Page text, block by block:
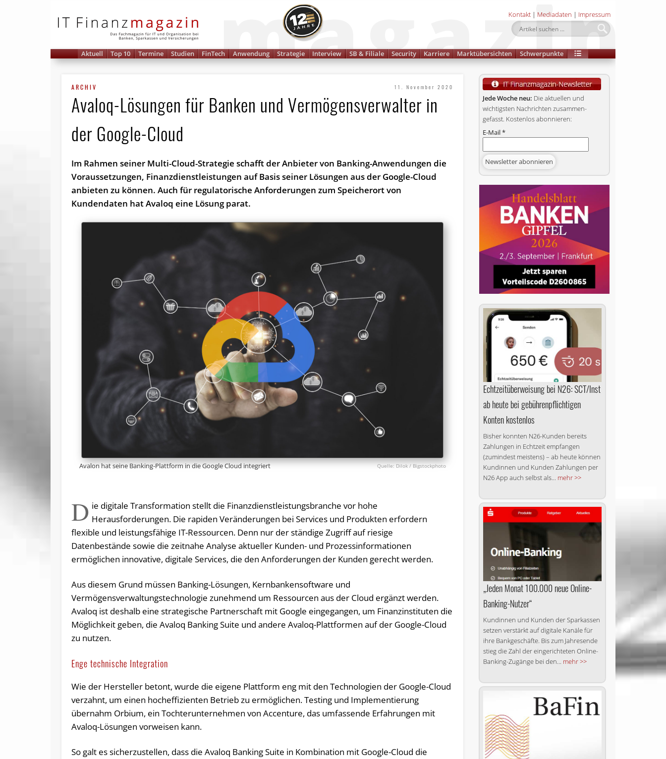
Kontakt | Mediadaten | Impressum
Aktuell Top 10 Termine Studien FinTech Anwendung Strategie Interview SB & Filiale Security Karriere Marktübersichten Schwerpunkte
ARCHIV 11. November 2020
Avaloq-Lösungen für Banken und Vermögensverwalter in
der Google-Cloud
Im Rahmen seiner Multi-Cloud-Strategie schafft der Anbieter von Banking-Anwendungen die
Voraussetzungen, Finanzdienstleistungen auf Basis seiner Lösungen aus der Google-Cloud
anbieten zu können. Auch für regulatorische Anforderungen zum Speicherort von
Kundendaten hat Avaloq eine Lösung parat.
Avalon hat seine Banking-Plattform in die Google Cloud integriert Dilok / Bigstockphoto
D ie digitale Transformation stellt die Finanzdienstleistungsbranche vor hohe
Herausforderungen. Die rapiden Veränderungen bei Services und Produkten erfordern
flexible und leistungsfähige IT-Ressourcen. Denn nur der ständige Zugriff auf riesige
Datenbestände sowie die zeitnahe Analyse aktueller Kunden- und Prozessinformationen
ermöglichen innovative, digitale Services, die den Anforderungen der Kunden gerecht werden.
Aus diesem Grund müssen Banking-Lösungen, Kernbankensoftware und
Vermögensverwaltungstechnologie zunehmend um Ressourcen aus der Cloud ergänzt werden.
Avaloq ist deshalb eine strategische Partnerschaft mit Google eingegangen, um Finanzinstituten die
Möglichkeit geben, die Avaloq Banking Suite und andere Avaloq-Plattformen auf der Google-Cloud
zu nutzen.
Enge technische Integration
Wie der Hersteller betont, wurde die eigene Plattform eng mit den Technologien der Google-Cloud
verzahnt, um einen hocheffizienten Betrieb zu ermöglichen. Testing und Implementierung
übernahm Orbium, ein Tochterunternehmen von Accenture, das umfassende Erfahrungen mit
Avaloq-Lösungen vorweisen kann.
So galt es sicherzustellen, dass die Avaloq Banking Suite in Kombination mit Google-Cloud die
Jede Woche neu: Die aktuellen und
wichtigsten Nachrichten zusammen­
gefasst. Kostenlos abonnieren:
E-Mail*
Echtzeitüberweisung bei N26: SCT/Inst
ab heute bei gebührenpflichtigen
Konten kostenlos
Bisher konnten N26-Kunden bereits
Zahlungen in Echtzeit empfangen
(zumindest meistens) – ab heute können
Kundinnen und Kunden Zahlungen per
N26 App auch selbst als... mehr >>
„Jeden Monat 100.000 neue Online-
Banking-Nutzer“
Kundinnen und Kunden der Sparkassen
setzen verstärkt auf digitale Kanäle für
ihre Bankgeschäfte. Bis zum Jahresende
stieg die Zahl der eingerichteten Online-
Banking-Zugänge bei den... mehr >>